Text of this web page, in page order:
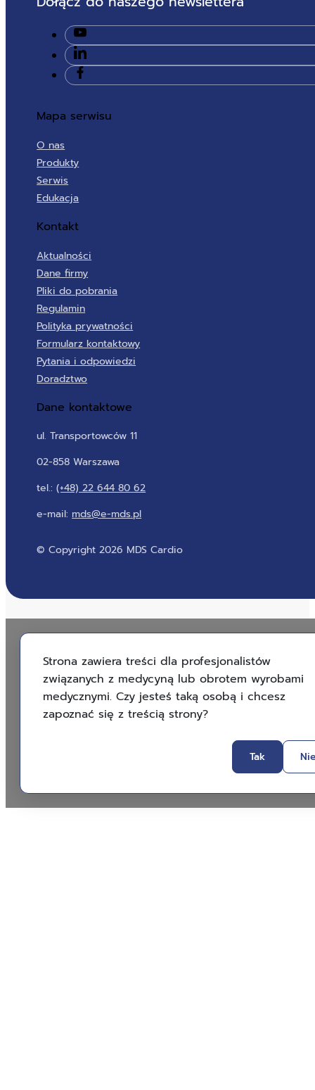
Mapa serwisu
O nas
Produkty
Serwis
Edukacja
Kontakt
Aktualności
Dane firmy
Pliki do pobrania
Regulamin
Polityka prywatności
Formularz kontaktowy
Pytania i odpowiedzi
Doradztwo
Dane kontaktowe
ul. Transportowców 11
02-858 Warszawa
tel.:(+48) 22 644 80 62
e-mail: mds@e-mds.pl
© Copyright 2026 MDS Cardio
Strona zawiera treści dla profesjonalistów
związanych z medycyną lub obrotem wyrobami
medycznymi. Czy jesteś taką osobą i chcesz
zapoznać się z treścią strony?
Tak